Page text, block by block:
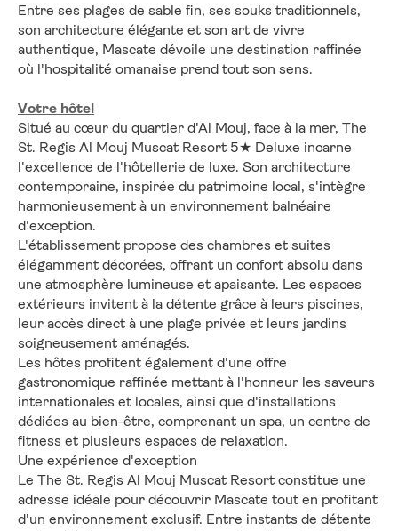
Entre ses plages de sable fin, ses souks traditionnels,
son architecture élégante et son art de vivre
authentique, Mascate dévoile une destination raffinée
où l'hospitalité omanaise prend tout son sens.
Votre hôtel
Situé au cœur du quartier d'Al Mouj, face à la mer, The
St. Regis Al Mouj Muscat Resort 5★ Deluxe incarne
l'excellence de l'hôtellerie de luxe. Son architecture
contemporaine, inspirée du patrimoine local, s'intègre
harmonieusement à un environnement balnéaire
d'exception.
L'établissement propose des chambres et suites
élégamment décorées, offrant un confort absolu dans
une atmosphère lumineuse et apaisante. Les espaces
extérieurs invitent à la détente grâce à leurs piscines,
leur accès direct à une plage privée et leurs jardins
soigneusement aménagés.
Les hôtes profitent également d'une offre
gastronomique raffinée mettant à l'honneur les saveurs
internationales et locales, ainsi que d'installations
dédiées au bien-être, comprenant un spa, un centre de
fitness et plusieurs espaces de relaxation.
Une expérience d'exception
Le The St. Regis Al Mouj Muscat Resort constitue une
adresse idéale pour découvrir Mascate tout en profitant
d'un environnement exclusif. Entre instants de détente